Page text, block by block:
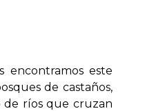
encontramos este
de castaños,
ríos que cruzan